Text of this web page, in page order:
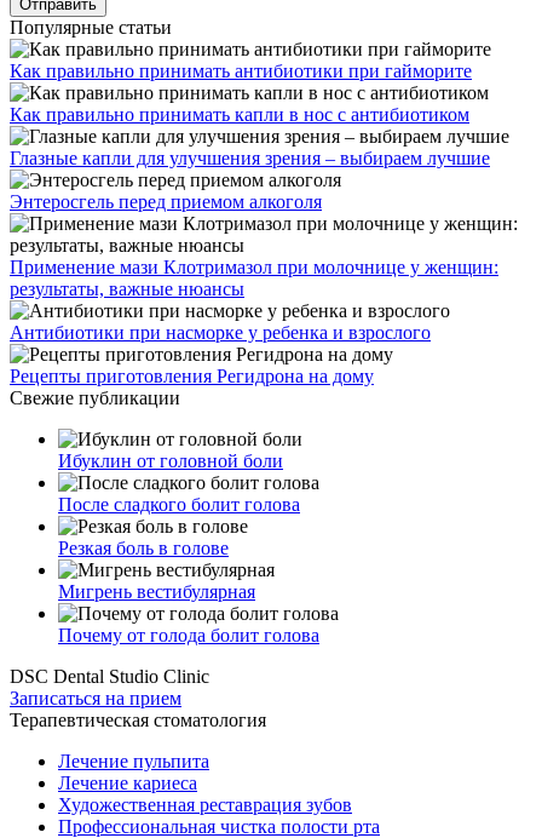
Популярные статьи
Как правильно принимать антибиотики при гайморите
Как правильно принимать капли в нос с антибиотиком
Глазные капли для улучшения зрения – выбираем лучшие
Энтеросгель перед приемом алкоголя
Применение мази Клотримазол при молочнице у женщин:
результаты, важные нюансы
Антибиотики при насморке у ребенка и взрослого
Рецепты приготовления Регидрона на дому
Свежие публикации
Ибуклин от головной боли
После сладкого болит голова
Резкая боль в голове
Мигрень вестибулярная
Почему от голода болит голова
DSC Dental Studio Clinic
Записаться на прием
Терапевтическая стоматология
Лечение пульпита
Лечение кариеса
Художественная реставрация зубов
Профессиональная чистка полости рта